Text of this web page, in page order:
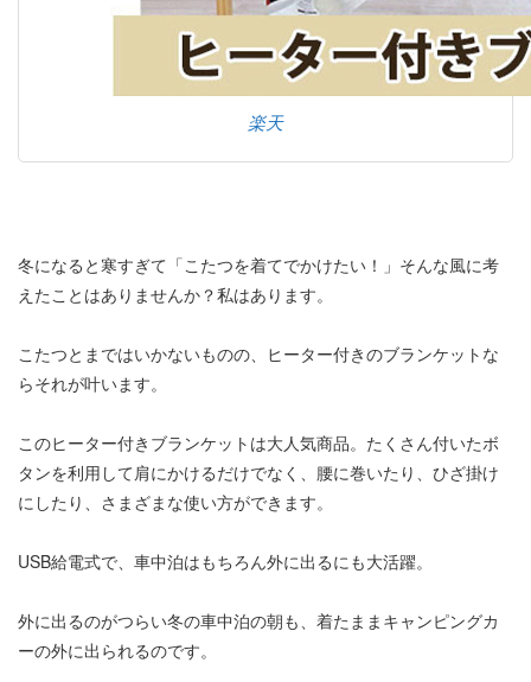
楽天
冬になると寒すぎて「こたつを着てでかけたい！」そんな風に考
えたことはありませんか？私はあります。
こたつとまではいかないものの、ヒーター付きのブランケットな
らそれが叶います。
このヒーター付きブランケットは大人気商品。たくさん付いたボ
タンを利用して肩にかけるだけでなく、腰に巻いたり、ひざ掛け
にしたり、さまざまな使い方ができます。
USB給電式で、車中泊はもちろん外に出るにも大活躍。
外に出るのがつらい冬の車中泊の朝も、着たままキャンピングカ
ーの外に出られるのです。